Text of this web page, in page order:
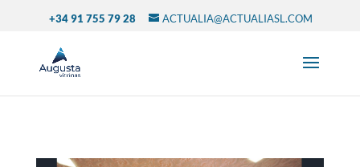
+34 91 755 79 28 ACTUALIA@ACTUALIASL.COM